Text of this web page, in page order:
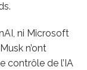
ni Microsoft
n’ont
contrôle de l’IA